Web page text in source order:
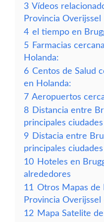
3 Vídeos
Provincia Overijssel
4 el tiempo en
5 Farmacias
Holanda:
6 Centos de Salud
en Holanda:
7 Aeropuertos
8 Distancia entre
principales
9 Distacia entre
principales
10 Hoteles en
alrededores
11 Otros Mapas de
Provincia Overijssel
12 Mapa Satelite